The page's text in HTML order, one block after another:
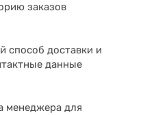
заказов
способ доставки и
данные
менеджера для